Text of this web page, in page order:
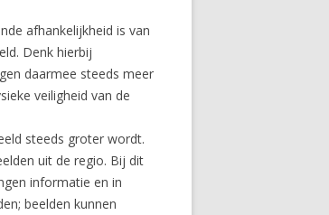
afhankelijkheid is van
Denk hierbij
daarmee steeds meer
veiligheid van de
steeds groter wordt.
uit de regio. Bij dit
informatie en in
beelden kunnen